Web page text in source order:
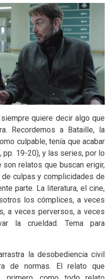
quiere decir algo que
Recordemos a Bataille, la
culpable, tenía que acabar
pp. 19-20), y las series, por lo
relatos que buscan erigir,
culpas y complicidades de
parte. La literatura, el cine,
los cómplices, a veces
a veces perversos, a veces
la crueldad. Tema para
la desobediencia civil
de normas. El relato que